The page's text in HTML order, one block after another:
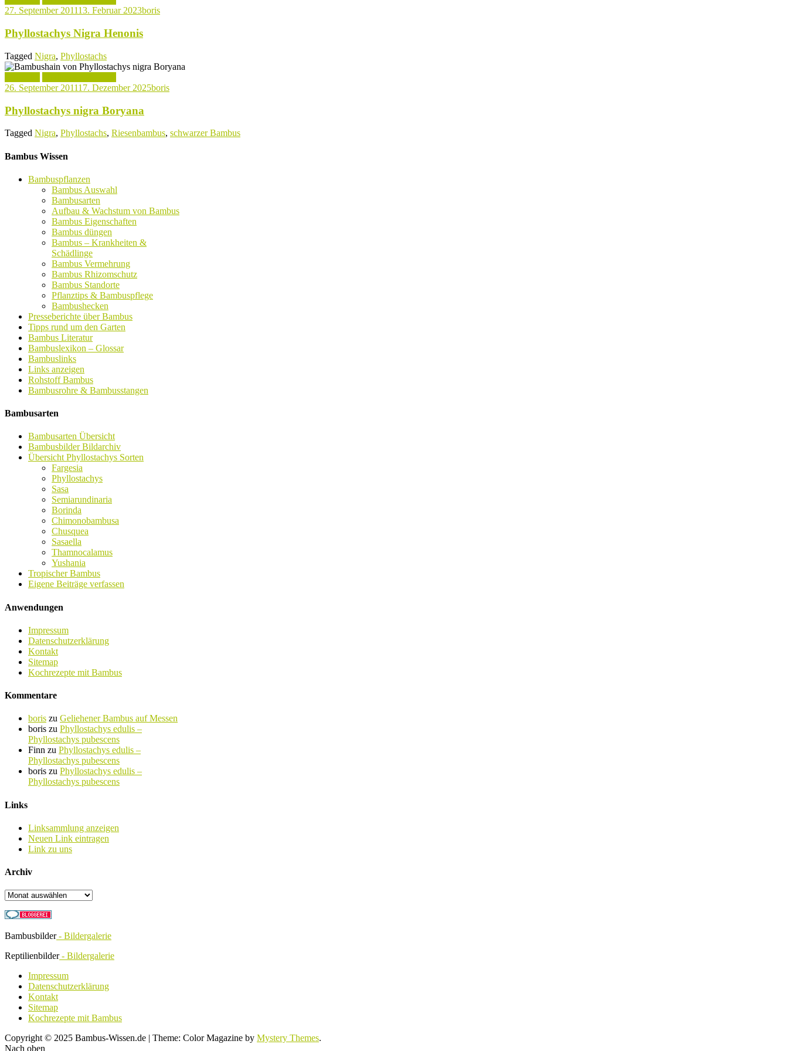
27. September 201113. Februar 2023boris
Phyllostachys Nigra Henonis
Tagged Nigra, Phyllostachs
26. September 201117. Dezember 2025boris
Phyllostachys nigra Boryana
Tagged Nigra, Phyllostachs, Riesenbambus, schwarzer Bambus
Bambus Wissen
Bambuspflanzen
Bambus Auswahl
Bambusarten
Aufbau & Wachstum von Bambus
Bambus Eigenschaften
Bambus düngen
Bambus – Krankheiten &
Schädlinge
Bambus Vermehrung
Bambus Rhizomschutz
Bambus Standorte
Pflanztips & Bambuspflege
Bambushecken
Presseberichte über Bambus
Tipps rund um den Garten
Bambus Literatur
Bambuslexikon – Glossar
Bambuslinks
Links anzeigen
Rohstoff Bambus
Bambusrohre & Bambusstangen
Bambusarten
Bambusarten Übersicht
Bambusbilder Bildarchiv
Übersicht Phyllostachys Sorten
Fargesia
Phyllostachys
Sasa
Semiarundinaria
Borinda
Chimonobambusa
Chusquea
Sasaella
Thamnocalamus
Yushania
Tropischer Bambus
Eigene Beiträge verfassen
Anwendungen
Impressum
Datenschutzerklärung
Kontakt
Sitemap
Kochrezepte mit Bambus
Kommentare
boris zu Geliehener Bambus auf Messen
boris zu Phyllostachys edulis –
Phyllostachys pubescens
Finn zu Phyllostachys edulis –
Phyllostachys pubescens
boris zu Phyllostachys edulis –
Phyllostachys pubescens
Links
Linksammlung anzeigen
Neuen Link eintragen
Link zu uns
Archiv
Archiv
Bambusbilder- Bildergalerie
Reptilienbilder- Bildergalerie
Impressum
Datenschutzerklärung
Kontakt
Sitemap
Kochrezepte mit Bambus
Copyright © 2025 Bambus-Wissen.de | Theme: Color Magazine by Mystery Themes.
Nach oben